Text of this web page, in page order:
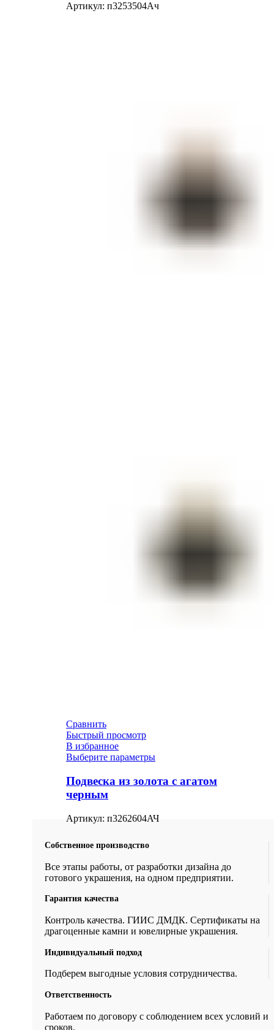
Артикул: п3253504Ач
Сравнить
Быстрый просмотр
В избранное
Выберите параметры
Подвеска из золота с агатом
черным
Артикул: п3262604АЧ
Собственное производство
Все этапы работы, от разработки дизайна до
готового украшения, на одном предприятии.
Гарантия качества
Контроль качества. ГИИС ДМДК. Сертификаты на
драгоценные камни и ювелирные украшения.
Индивидуальный подход
Подберем выгодные условия сотрудничества.
Ответственность
Работаем по договору с соблюдением всех условий и
сроков.